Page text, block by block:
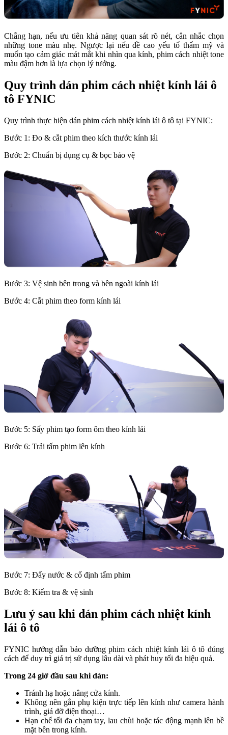
Chẳng hạn, nếu ưu tiên khả năng quan sát rõ nét, cân nhắc chọn
những tone màu nhẹ. Ngược lại nếu đề cao yếu tố thẩm mỹ và
muốn tạo cảm giác mát mắt khi nhìn qua kính, phim cách nhiệt tone
màu đậm hơn là lựa chọn lý tưởng.
Quy trình dán phim cách nhiệt kính lái ô
tô FYNIC
Quy trình thực hiện dán phim cách nhiệt kính lái ô tô tại FYNIC:
Bước 1: Đo & cắt phim theo kích thước kính lái
Bước 2: Chuẩn bị dụng cụ & bọc bảo vệ
Bước 3: Vệ sinh bên trong và bên ngoài kính lái
Bước 4: Cắt phim theo form kính lái
Bước 5: Sấy phim tạo form ôm theo kính lái
Bước 6: Trải tấm phim lên kính
Bước 7: Đẩy nước & cố định tấm phim
Bước 8: Kiểm tra & vệ sinh
Lưu ý sau khi dán phim cách nhiệt kính
lái ô tô
FYNIC hướng dẫn bảo dưỡng phim cách nhiệt kính lái ô tô đúng
cách để duy trì giá trị sử dụng lâu dài và phát huy tối đa hiệu quả.
Trong 24 giờ đầu sau khi dán:
Tránh hạ hoặc nâng cửa kính.
Không nên gắn phụ kiện trực tiếp lên kính như camera hành
trình, giá đỡ điện thoại…
Hạn chế tối đa chạm tay, lau chùi hoặc tác động mạnh lên bề
mặt bên trong kính.